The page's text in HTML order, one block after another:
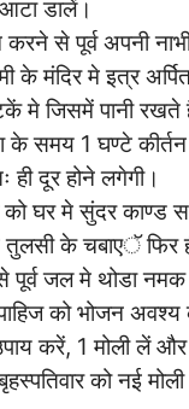
डालें।
से पूर्व अपनी
के मंदिर मे इत्र
मे जिसमें पानी रखते
के समय 1 घण्टे
ही दूर होने लगेगी।
को घर मे सुंदर काण्ड
तुलसी के चबाएॅ फिर
जल मे थोडा नमक
को भोजन
करें, 1 मोली लें
को नई